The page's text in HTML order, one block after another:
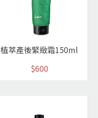
植萃產後緊緻霜150ml
$600